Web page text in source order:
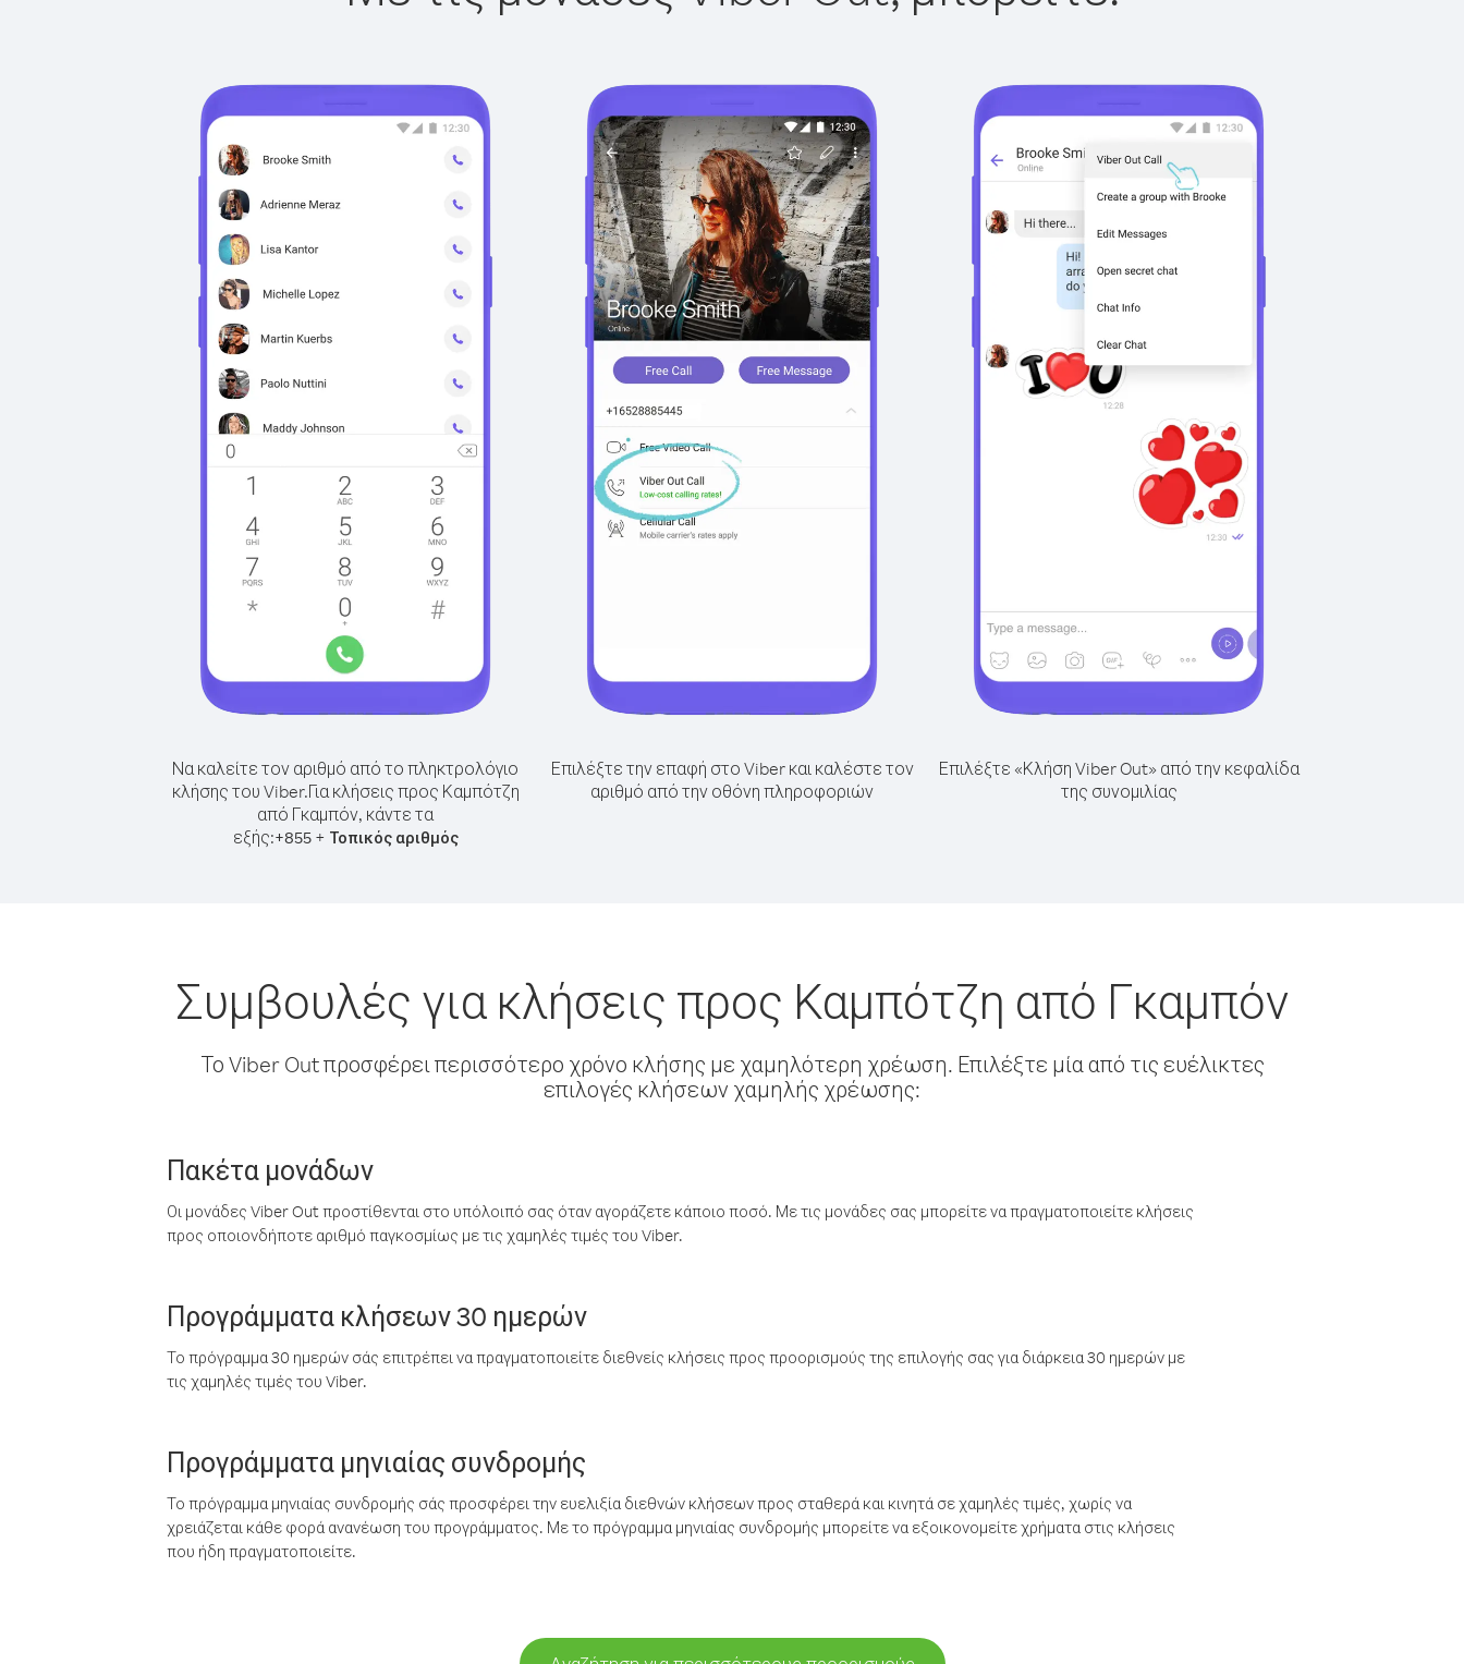
Να καλείτε τον αριθμό από το πληκτρολόγιο
κλήσης του Viber.Για κλήσεις προς Καμπότζη
από Γκαμπόν, κάντε τα
εξής:+855+ Τοπικός αριθμός
Επιλέξτε την επαφή στο Viber και καλέστε τον
αριθμό από την οθόνη πληροφοριών
Επιλέξτε «Κλήση Viber Out» από την κεφαλίδα
της συνομιλίας
Συμβουλές για κλήσεις προς Καμπότζη από Γκαμπόν
Το Viber Out προσφέρει περισσότερο χρόνο κλήσης με χαμηλότερη χρέωση. Επιλέξτε μία από τις ευέλικτες
επιλογές κλήσεων χαμηλής χρέωσης:
Πακέτα μονάδων
Οι μονάδες Viber Out προστίθενται στο υπόλοιπό σας όταν αγοράζετε κάποιο ποσό. Με τις μονάδες σας μπορείτε να πραγματοποιείτε κλήσεις
προς οποιονδήποτε αριθμό παγκοσμίως με τις χαμηλές τιμές του Viber.
Προγράμματα κλήσεων 30 ημερών
Το πρόγραμμα 30 ημερών σάς επιτρέπει να πραγματοποιείτε διεθνείς κλήσεις προς προορισμούς της επιλογής σας για διάρκεια 30 ημερών με
τις χαμηλές τιμές του Viber.
Προγράμματα μηνιαίας συνδρομής
Το πρόγραμμα μηνιαίας συνδρομής σάς προσφέρει την ευελιξία διεθνών κλήσεων προς σταθερά και κινητά σε χαμηλές τιμές, χωρίς να
χρειάζεται κάθε φορά ανανέωση του προγράμματος. Με το πρόγραμμα μηνιαίας συνδρομής μπορείτε να εξοικονομείτε χρήματα στις κλήσεις
που ήδη πραγματοποιείτε.